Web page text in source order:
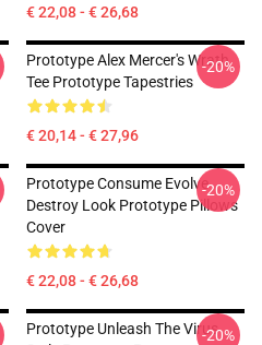
€ 22,08 - € 26,68
Prototype Alex Mercer's Wrath
Tee Prototype Tapestries
€ 20,14 - € 27,96
-20%
Prototype Consume Evolve
Destroy Look Prototype Pillows
Cover
€ 22,08 - € 26,68
-20%
Prototype Unleash The Virus-20%